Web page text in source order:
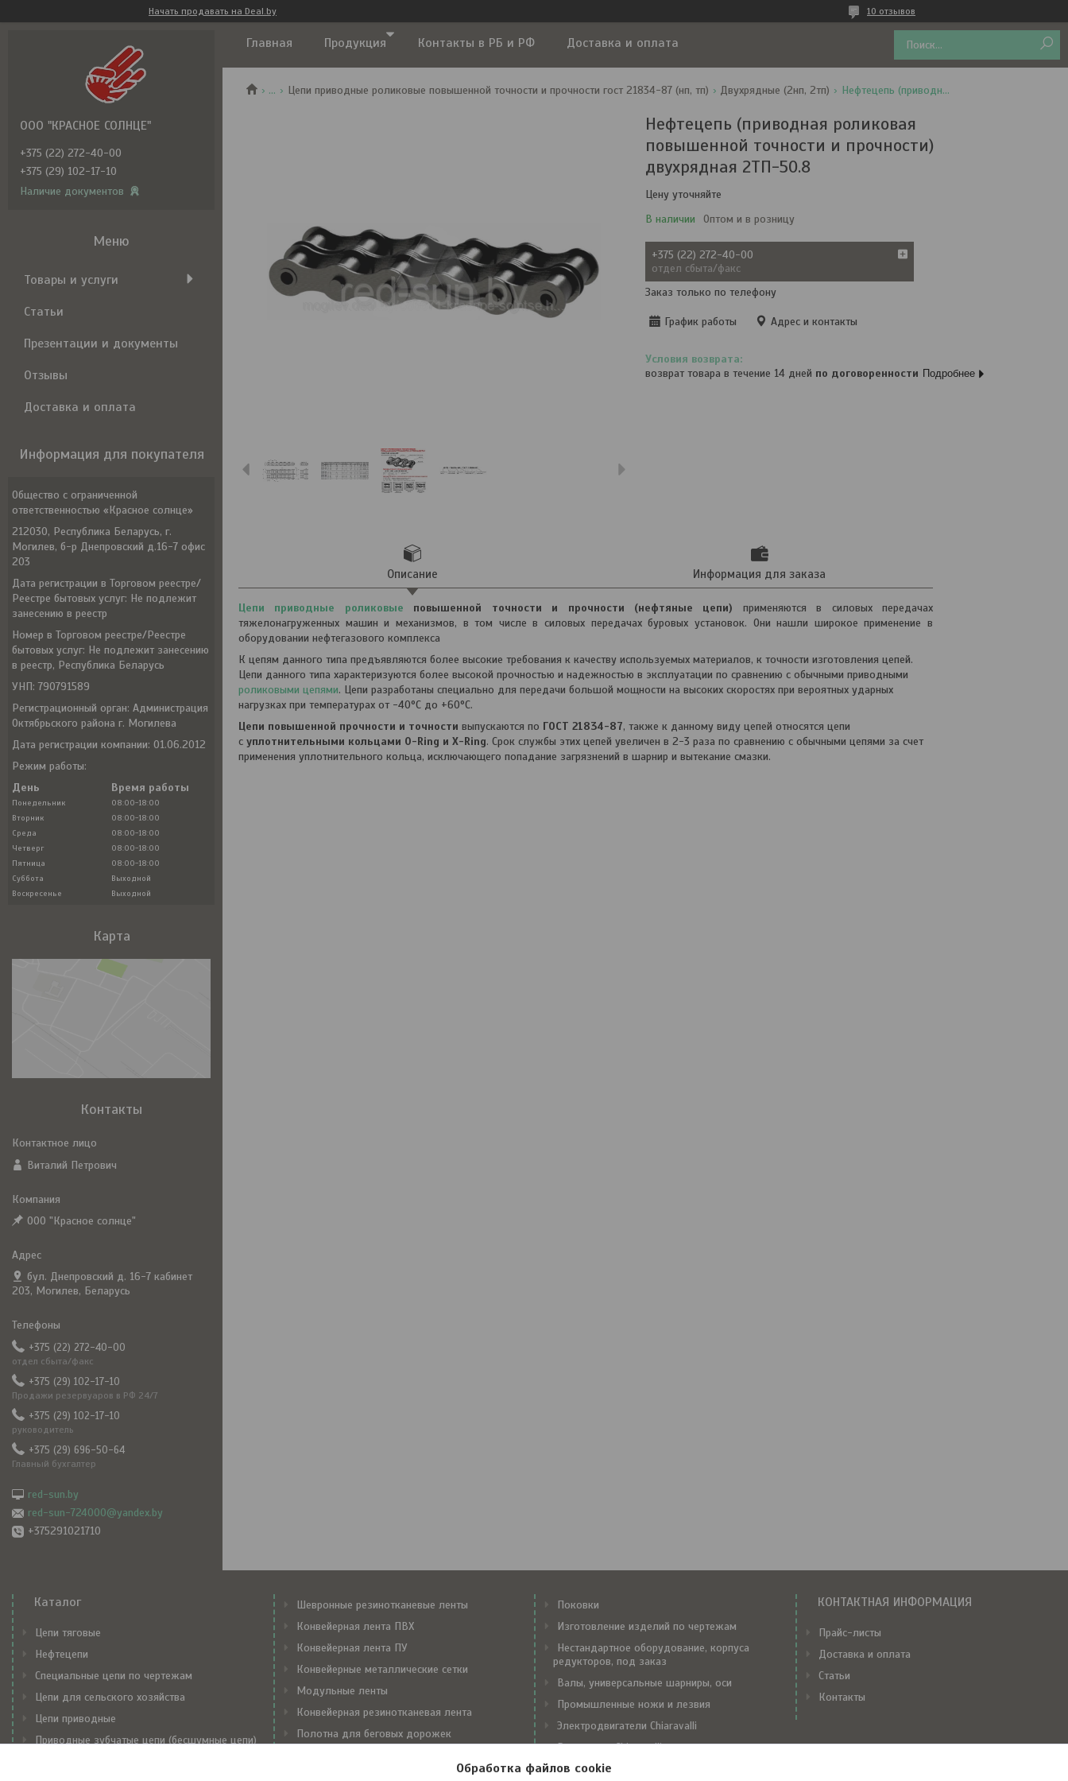
Начать продавать на Deal.by 10 отзывов
Главная Продукция Контакты в РБ и РФ Доставка и оплата
... Цепи приводные роликовые повышенной точности и прочности гост 21834-87 (нп, тп) Двухрядные (2нп, 2тп) Нефтецепь (приводная роликовая повышенной точности и прочности) двухрядная 2тп-50.8
Нефтецепь (приводная роликовая
повышенной точности и прочности)
двухрядная 2ТП-50.8
Цену уточняйте
В наличии
Оптом и в розницу
+375 (22) 272-40-00
отдел сбыта/факс
Заказ только по телефону
График работы Адрес и контакты
возврат товара в течение 14 дней по договоренности Подробнее
Описание Информация для заказа
Цепи приводные роликовые повышенной точности и прочности (нефтяные цепи) применяются в силовых передачах
тяжелонагруженных машин и механизмов, в том числе в силовых передачах буровых установок. Они нашли широкое применение в
оборудовании нефтегазового комплекса
К цепям данного типа предъявляются более высокие требования к качеству используемых материалов, к точности изготовления цепей.
Цепи данного типа характеризуются более высокой прочностью и надежностью в эксплуатации по сравнению с обычными приводными
роликовыми цепями. Цепи разработаны специально для передачи большой мощности на высоких скоростях при вероятных ударных
нагрузках при температурах от -40°С до +60°С.
Цепи повышенной прочности и точности выпускаются по ГОСТ 21834-87, также к данному виду цепей относятся цепи
с уплотнительными кольцами O-Ring и X-Ring. Срок службы этих цепей увеличен в 2-3 раза по сравнению с обычными цепями за счет
применения уплотнительного кольца, исключающего попадание загрязнений в шарнир и вытекание смазки.
ООО "КРАСНОЕ СОЛНЦЕ"
+375 (22) 272-40-00
+375 (29) 102-17-10
Наличие документов
Товары и услуги
Статьи
Презентации и документы
Отзывы
Доставка и оплата
Информация для покупателя
Общество с ограниченной
ответственностью «Красное солнце»
212030, Республика Беларусь, г.
Могилев, б-р Днепровский д.16-7 офис
203
Дата регистрации в Торговом реестре/
Реестре бытовых услуг: Не подлежит
занесению в реестр
Номер в Торговом реестре/Реестре
бытовых услуг: Не подлежит занесению
в реестр, Республика Беларусь
УНП: 790791589
Регистрационный орган: Администрация
Октябрьского района г. Могилева
Дата регистрации компании: 01.06.2012
Режим работы:
День
Время работы
Понедельник
08:00-18:00
Вторник
08:00-18:00
Среда
08:00-18:00
Четверг
08:00-18:00
Пятница
08:00-18:00
Суббота
Выходной
Воскресенье
Выходной
Карта
Контакты
Виталий Петрович
ООО "Красное солнце"
бул. Днепровский д. 16-7 кабинет
203, Могилев, Беларусь
+375 (22) 272-40-00
отдел сбыта/факс
+375 (29) 102-17-10
Продажи резервуаров в РФ 24/7
+375 (29) 102-17-10
руководитель
+375 (29) 696-50-64
Главный бухгалтер
red-sun.by
red-sun-724000@yandex.by
+375291021710
Каталог
Цепи тяговые
Нефтецепи
Специальные цепи по чертежам
Цепи для сельского хозяйства
Цепи приводные
Приводные зубчатые цепи (бесшумные цепи)
Шевронные резинотканевые ленты
Конвейерная лента ПВХ
Конвейерная лента ПУ
Конвейерные металлические сетки
Модульные ленты
Конвейерная резинотканевая лента
Полотна для беговых дорожек
Поковки
Изготовление изделий по чертежам
Нестандартное оборудование, корпуса
редукторов, под заказ
Валы, универсальные шарниры, оси
Промышленные ножи и лезвия
Электродвигатели Chiaravalli
Редукторы Chiaravalli
Вариаторы Chiaravalli
КОНТАКТНАЯ ИНФОРМАЦИЯ
Прайс-листы
Доставка и оплата
Статьи
Контакты
Обработка файлов cookie